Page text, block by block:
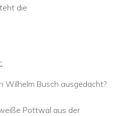
die
Wilhelm Busch ausgedacht?
Pottwal aus der